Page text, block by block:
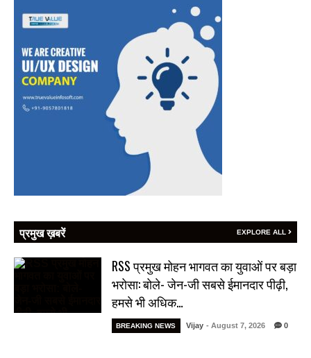
प्रमुख ख़बरें EXPLORE ALL
RSS प्रमुख मोहन भागवत का युवाओं पर बड़ा
भरोसा: बोले- जेन-जी सबसे ईमानदार पीढ़ी,
हमसे भी अधिक…
BREAKING NEWS Vijay - August 7, 2026 0